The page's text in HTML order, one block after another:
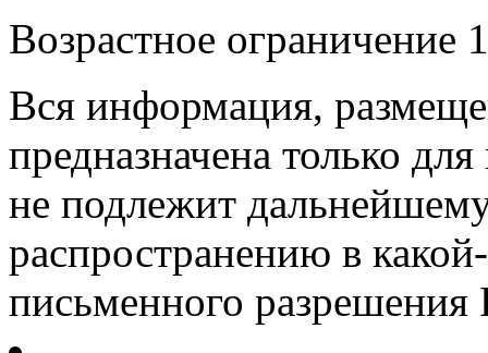
Возрастное ограничение
Вся информация,
предназначена только
не подлежит
распространению в
письменного разрешения